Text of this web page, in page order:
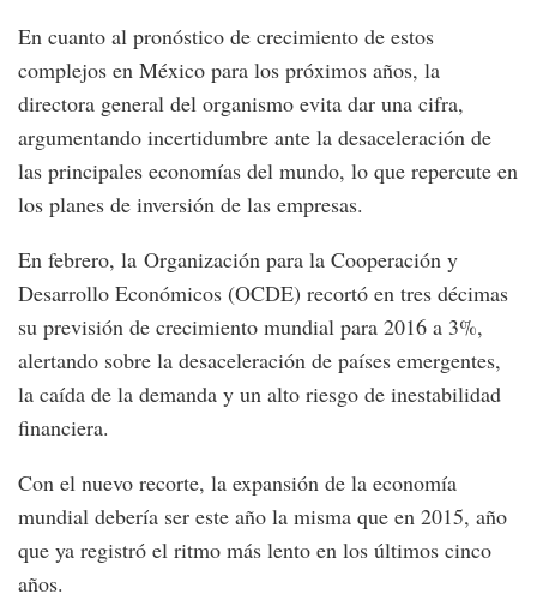
En cuanto al pronóstico de crecimiento de estos
complejos en México para los próximos años, la
directora general del organismo evita dar una cifra,
argumentando incertidumbre ante la desaceleración de
las principales economías del mundo, lo que repercute en
los planes de inversión de las empresas.
En febrero, la Organización para la Cooperación y
Desarrollo Económicos (OCDE) recortó en tres décimas
su previsión de crecimiento mundial para 2016 a 3%,
alertando sobre la desaceleración de países emergentes,
la caída de la demanda y un alto riesgo de inestabilidad
financiera.
Con el nuevo recorte, la expansión de la economía
mundial debería ser este año la misma que en 2015, año
que ya registró el ritmo más lento en los últimos cinco
años.